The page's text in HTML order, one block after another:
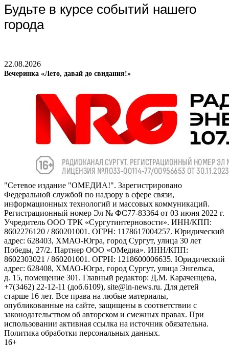
Будьте в курсе событий нашего
города
22.08.2026
Вечеринка «Лето, давай до свидания!»
"Сетевое издание "ОМЕДИА!". Зарегистрировано
Федеральной службой по надзору в сфере связи,
информационных технологий и массовых коммуникаций.
Регистрационный номер Эл № ФС77-83364 от 03 июня 2022 г.
Учредитель ООО ТРК «Сургутинтерновости». ИНН/КПП:
8602276120 / 860201001. ОГРН: 1178617004257. Юридический
адрес: 628403, ХМАО-Югра, город Сургут, улица 30 лет
Победы, 27/2. Партнер ООО «ОМедиа». ИНН/КПП:
8602303021 / 860201001. ОГРН: 1218600006635. Юридический
адрес: 628408, ХМАО-Югра, город Сургут, улица Энгельса,
д. 15, помещение 301. Главный редактор: Д.М. Караченцева,
+7(3462) 22-12-11 (доб.6109), site@in-news.ru. Для детей
старше 16 лет. Все права на любые материалы,
опубликованные на сайте, защищены в соответствии с
законодательством об авторском и смежных правах. При
использовании активная ссылка на источник обязательна.
Политика обработки персональных данных.
16+